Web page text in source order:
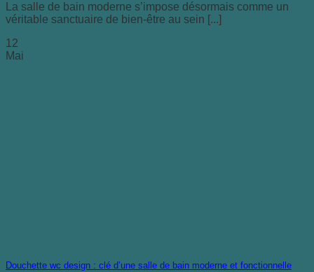
La salle de bain moderne s’impose désormais comme un
véritable sanctuaire de bien-être au sein [...]
12
Mai
Douchette wc design : clé d’une salle de bain moderne et fonctionnelle